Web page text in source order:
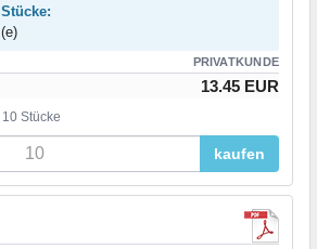
PRIVATKUNDE
13.45 EUR
Stücke
kaufen